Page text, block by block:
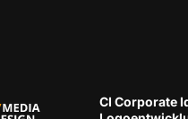
CI Cor­po­ra­te